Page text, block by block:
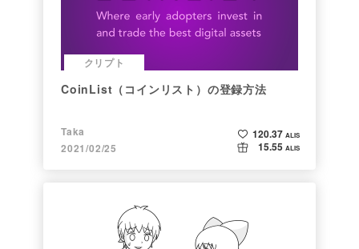
クリプト
CoinList（コインリスト）の登録方法
Taka
2021/02/25
120.37 ALIS
15.55 ALIS